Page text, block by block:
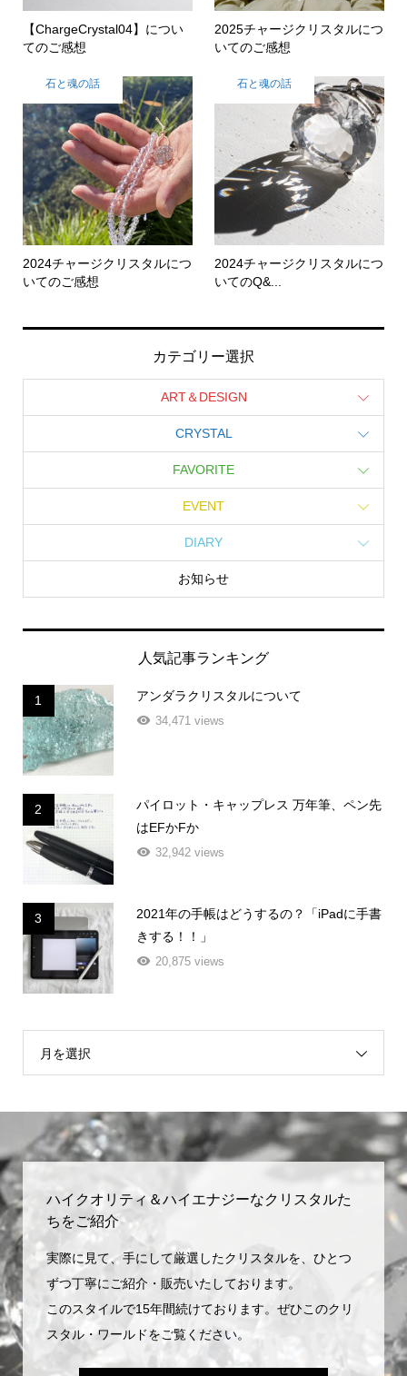
【ChargeCrystal04】につい
てのご感想
2025チャージクリスタルにつ
いてのご感想
石と魂の話
2024チャージクリスタルにつ
いてのご感想
石と魂の話
2024チャージクリスタルにつ
いてのQ&...
カテゴリー選択
ART＆DESIGN
CRYSTAL
FAVORITE
EVENT
DIARY
お知らせ
人気記事ランキング
1 アンダラクリスタルについて
34,471 views
2
パイロット・キャップレス 万年筆、ペン先
はEFかFか
32,942 views
3
2021年の手帳はどうするの？「iPadに手書
きする！！」
20,875 views
月を選択
ハイクオリティ＆ハイエナジーなクリスタルた
ちをご紹介
実際に見て、手にして厳選したクリスタルを、ひとつ
ずつ丁寧にご紹介・販売いたしております。
このスタイルで15年間続けております。ぜひこのクリ
スタル・ワールドをご覧ください。